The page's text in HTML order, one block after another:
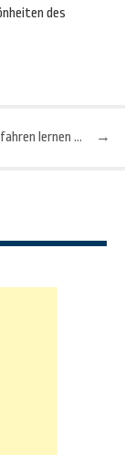
des
→
Hochkönig: Skifahren lernen mit Geld-Zurück-Garantie